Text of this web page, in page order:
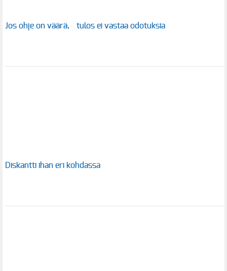
Jos ohje on väärä, tulos ei vastaa odotuksia
Diskantti ihan eri kohdassa